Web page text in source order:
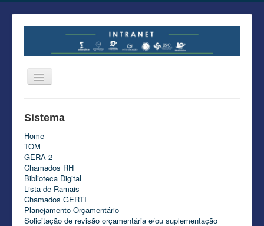
Sankhya
Tutoriais Nexti
Sistema
Home
TOM
GERA 2
Chamados RH
Biblioteca Digital
Lista de Ramais
Chamados GERTI
Planejamento Orçamentário
Solicitação de revisão orçamentária e/ou suplementação